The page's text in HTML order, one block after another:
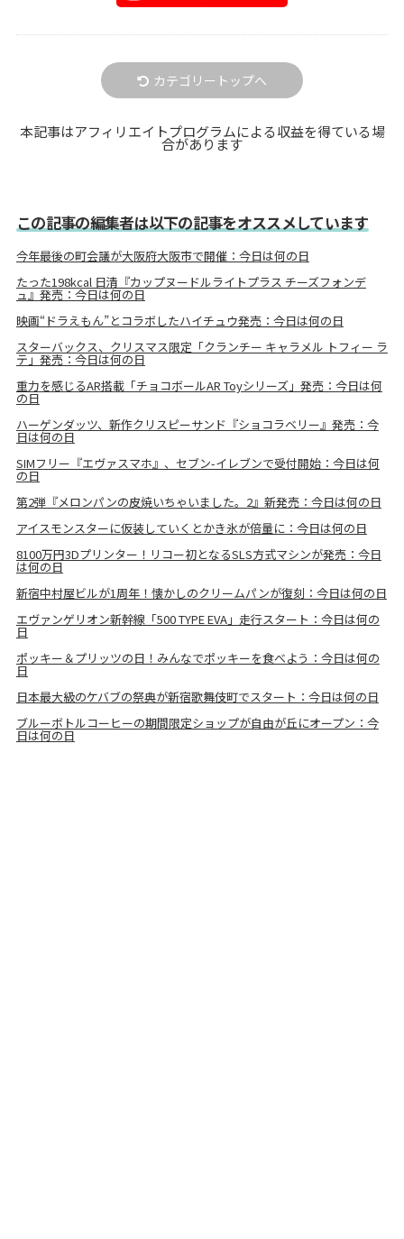
カテゴリートップへ
本記事はアフィリエイトプログラムによる収益を得ている場
合があります
この記事の編集者は以下の記事をオススメしています
今年最後の町会議が大阪府大阪市で開催：今日は何の日
たった198kcal 日清『カップヌードルライトプラス チーズフォンデ
ュ』発売：今日は何の日
映画“ドラえもん”とコラボしたハイチュウ発売：今日は何の日
スターバックス、クリスマス限定「クランチー キャラメル トフィー ラ
テ」発売：今日は何の日
重力を感じるAR搭載「チョコボールAR Toyシリーズ」発売：今日は何
の日
ハーゲンダッツ、新作クリスピーサンド『ショコラベリー』発売：今
日は何の日
SIMフリー『エヴァスマホ』、セブン-イレブンで受付開始：今日は何
の日
第2弾『メロンパンの皮焼いちゃいました。2』新発売：今日は何の日
アイスモンスターに仮装していくとかき氷が倍量に：今日は何の日
8100万円3Dプリンター！リコー初となるSLS方式マシンが発売：今日
は何の日
新宿中村屋ビルが1周年！懐かしのクリームパンが復刻：今日は何の日
エヴァンゲリオン新幹線「500 TYPE EVA」走行スタート：今日は何の
日
ポッキー＆プリッツの日！みんなでポッキーを食べよう：今日は何の
日
日本最大級のケバブの祭典が新宿歌舞伎町でスタート：今日は何の日
ブルーボトルコーヒーの期間限定ショップが自由が丘にオープン：今
日は何の日